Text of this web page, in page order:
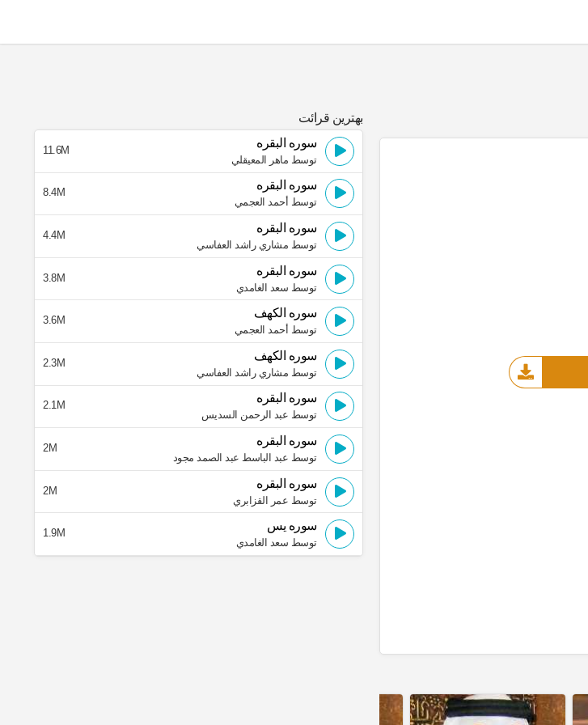
بهترین قرائت
سوره البقره
توسط ماهر المعيقلي
11.6M
سوره البقره
توسط أحمد العجمي
8.4M
سوره البقره
توسط مشاري راشد العفاسي
4.4M
سوره البقره
توسط سعد الغامدي
3.8M
سوره الكهف
توسط أحمد العجمي
3.6M
سوره الكهف
توسط مشاري راشد العفاسي
2.3M
سوره البقره
توسط عبد الرحمن السديس
2.1M
سوره البقره
توسط عبد الباسط عبد الصمد مجود
2M
سوره البقره
توسط عمر القزابري
2M
سوره يس
توسط سعد الغامدي
1.9M